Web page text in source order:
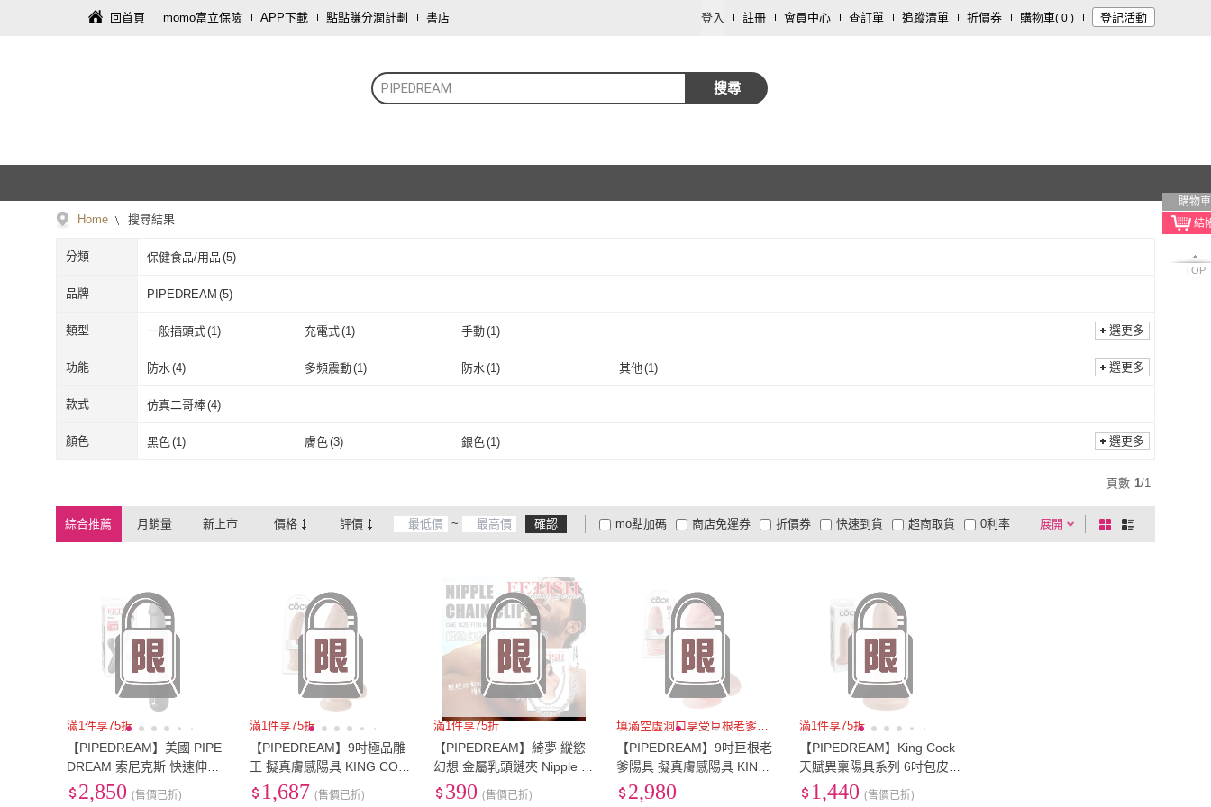
回首頁 momo富立保險 APP下載 點點賺分潤計劃 書店 登入 註冊 會員中心 查訂單 追蹤清單 折價券 購物車( 0 ) 登記活動
PIPEDREAM 搜尋
購物車
TOP
Home 搜尋結果
分類 保健食品/用品 (5)
品牌 PIPEDREAM (5)
PIPEDREAM
類型 一般插頭式(1) 充電式(1) 手動(1)
一般插頭式 充電式( 手動
選更多
功能 防水 (4) 多頻震動(1) 防水 (1) 其他 (1)
防水(4)
選更多
款式 仿真二哥棒(4)
仿真二哥棒
顏色 黑色(1) 膚色(3) 銀色(1) 選更多
頁數 1/1
綜合推薦 月銷量 新上市 價格 評價 ~ 確認 展開
折價券
有影片
商品有量 電視購物
mo點加碼 快速到貨 超商取貨
大家電安心配
大家電快配
商店免運券 0利率
棋
盤
列
滿1件享75折
【PIPEDREAM】美國 PIPE
DREAM 索尼克斯 快速伸縮
抽插陽具按摩棒 SONIX THR
2,850 (售價已折)
滿1件享75折
【PIPEDREAM】9吋極品雕
王 擬真膚感陽具 KING COC
K 9 享受深入超猛撞擊感(假
1,687 (售價已折)
滿1件享75折
【PIPEDREAM】綺夢 縱慾
幻想 金屬乳頭鏈夾 Nipple C
hain Clamps(BDSM 乳首玩
390 (售價已折)
填滿空虛洞口享受巨根老爹滿滿
【PIPEDREAM】9吋巨根老
爹陽具 擬真膚感陽具 KING
COCK 9 CHUBBY COCK(假
2,980
滿1件享75折
【PIPEDREAM】King Cock
天賦異稟陽具系列 6吋包皮
粗肥糯米腸 擬真包莖陽具(擬
1,440 (售價已折)